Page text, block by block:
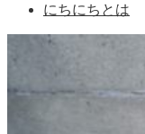
にちにちとは